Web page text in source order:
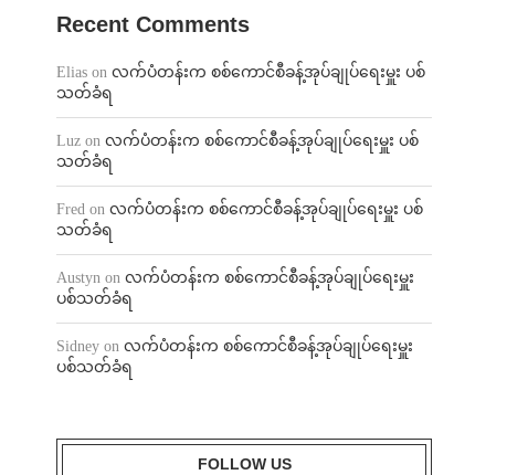
Recent Comments
Elias on လက်ပံတန်းက စစ်ကောင်စီခန့်အုပ်ချုပ်ရေးမှူး ပစ်
သတ်ခံရ
Luz on လက်ပံတန်းက စစ်ကောင်စီခန့်အုပ်ချုပ်ရေးမှူး ပစ်
သတ်ခံရ
Fred on လက်ပံတန်းက စစ်ကောင်စီခန့်အုပ်ချုပ်ရေးမှူး ပစ်
သတ်ခံရ
Austyn on လက်ပံတန်းက စစ်ကောင်စီခန့်အုပ်ချုပ်ရေးမှူး
ပစ်သတ်ခံရ
Sidney on လက်ပံတန်းက စစ်ကောင်စီခန့်အုပ်ချုပ်ရေးမှူး
ပစ်သတ်ခံရ
FOLLOW US